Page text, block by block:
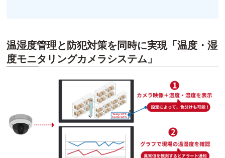
温湿度管理と防犯対策を同時に実現「温度・湿
度モニタリングカメラシステム」